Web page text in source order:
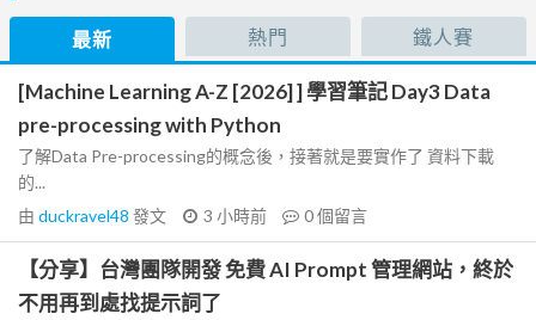
最新 熱門 鐵人賽
[Machine Learning A-Z [2026] ] 學習筆記 Day3 Data
pre-processing with Python
了解Data Pre-processing的概念後，接著就是要實作了 資料下載
的...
由 duckravel48 發文 3 小時前 0個留言
【分享】台灣團隊開發 免費 AI Prompt 管理網站，終於
不用再到處找提示詞了